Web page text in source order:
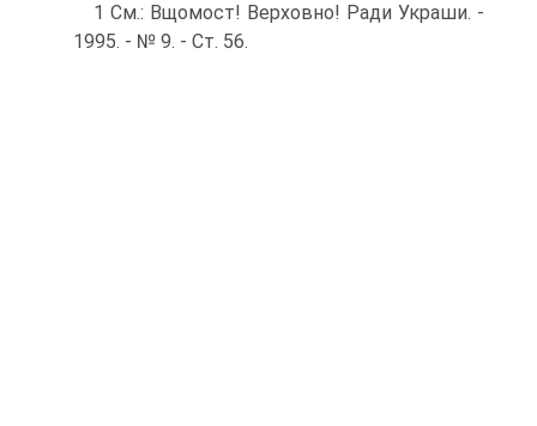
1 См.: Вщомост! Верховно! Ради Украши. -
1995. - № 9. - Ст. 56.